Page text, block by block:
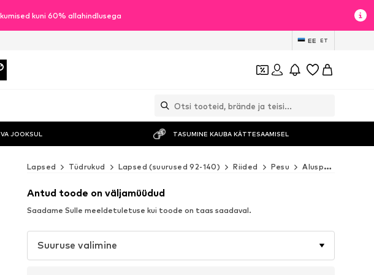
kuni 60% allahindlusega
EE ET
JOOKSUL TASUMINE KAUBA KÄTTESAAMISEL
Lapsed Tüdrukud Lapsed (suurused 92-140) Riided Pesu Aluspesu
Antud toode on väljamüüdud
Saadame Sulle meeldetuletuse kui toode on taas saadaval.
Suuruse valimine